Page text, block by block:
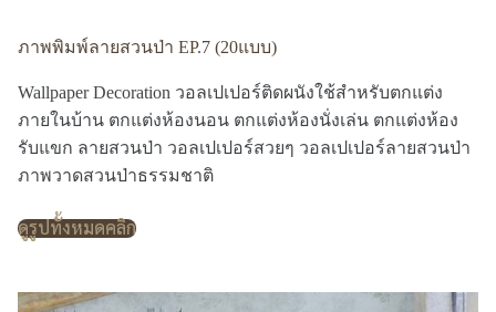
ภาพพิมพ์ลายสวนป่า EP.7 (20แบบ)
Wallpaper Decoration วอลเปเปอร์ติดผนังใช้สำหรับตกแต่ง
ภายในบ้าน ตกแต่งห้องนอน ตกแต่งห้องนั่งเล่น ตกแต่งห้อง
รับแขก ลายสวนป่า วอลเปเปอร์สวยๆ วอลเปเปอร์ลายสวนป่า
ภาพวาดสวนป่าธรรมชาติ
ดูรูปทั้งหมดคลิก